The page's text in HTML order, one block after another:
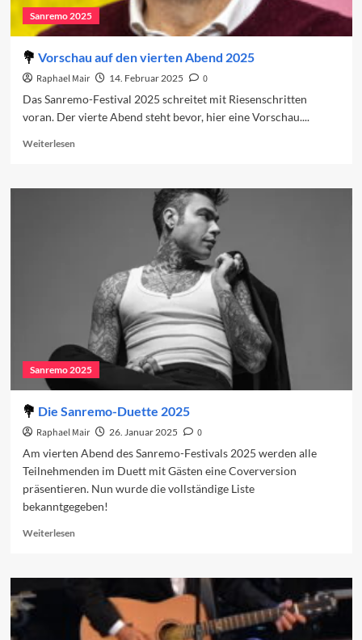
Sanremo 2025
Vorschau auf den vierten Abend 2025
Raphael Mair 14. Februar 2025
0
Das Sanremo-Festival 2025 schreitet mit Riesenschritten
voran. Der vierte Abend steht bevor, hier eine Vorschau....
WeiterlesenRead
Vorschau
Sanremo 2025
Die Sanremo-Duette 2025
Raphael Mair 26. Januar 2025
0
Am vierten Abend des Sanremo-Festivals 2025 werden alle
Teilnehmenden im Duett mit Gästen eine Coverversion
präsentieren. Nun wurde die vollständige Liste
bekanntgegeben!
WeiterlesenRead
Die
2025